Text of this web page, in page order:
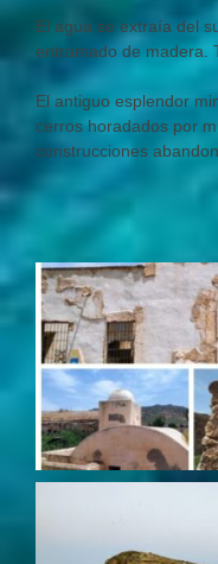
El agua se extraía del
entramado de madera.
El antiguo esplendor
cerros horadados por
construcciones